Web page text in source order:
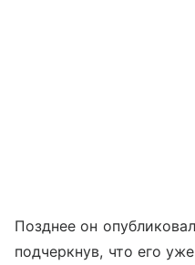
Позднее он
подчеркнув, что его